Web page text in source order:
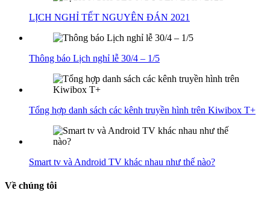
LỊCH NGHỈ TẾT NGUYÊN ĐÁN 2021
Thông báo Lịch nghỉ lễ 30/4 – 1/5
Tổng hợp danh sách các kênh truyền hình trên Kiwibox T+
Smart tv và Android TV khác nhau như thế nào?
Về chúng tôi